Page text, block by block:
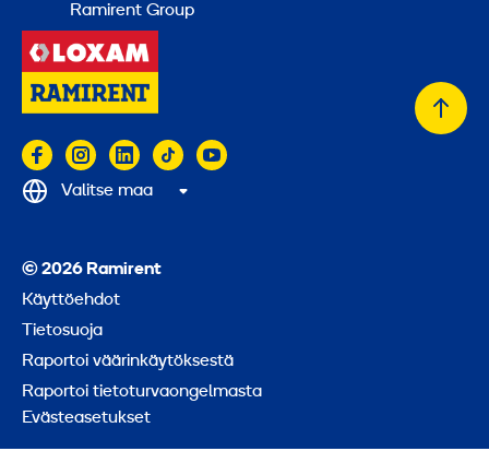
Ramirent Group
© 2026 Ramirent
Käyttöehdot
Tietosuoja
Raportoi väärinkäytöksestä
Raportoi tietoturvaongelmasta
Evästeasetukset
Valitse maa